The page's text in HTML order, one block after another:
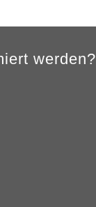
werden?